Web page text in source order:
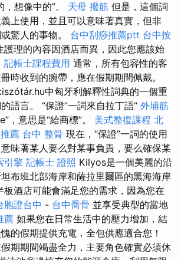
想像中的”。 天母 撥筋 但是，這個詞
上使用，並且可以意味著真實，但非
驚人的事物。 台中刮痧推薦ptt 台中按
護理的內容因酒店而異，因此您應該始
記帳士課程費用 通常，所有包容性的客
時收到的腕帶，應在假期期間佩戴。
中匈牙利解釋性詞典的一個重
語言。 “保證”一詞來自拉丁語“ 外埔筋
，意思是“給商標”。 美式整復課程 北
薦 台中 整骨 現在，“保證”一詞的使用
味著某人要么對某事負責，要么確保某
引擎 記帳士 證照 Kilyos是一個美麗的沿
布班北部海岸和薩拉里爾區的黑海海岸
板酒店可能會滿足您的需求，因為您在
胞證台中 - 台中喬骨 並享受典型的當地
薦 如果您在日常生活中的壓力增加，結
的假期提供充電，全包供應適合您！
期期間竭盡全力，主要角色確實必須休